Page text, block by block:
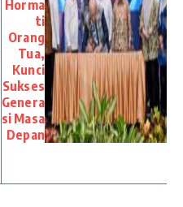
Horma
ti
Orang
Tua,
Kunci
Sukses
Genera
si Masa
Depan